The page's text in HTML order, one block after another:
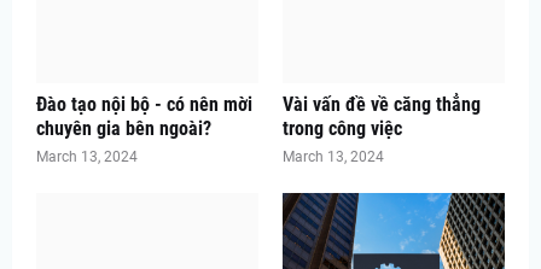
Đào tạo nội bộ - có nên mời
chuyên gia bên ngoài?
March 13, 2024
Vài vấn đề về căng thẳng
trong công việc
March 13, 2024